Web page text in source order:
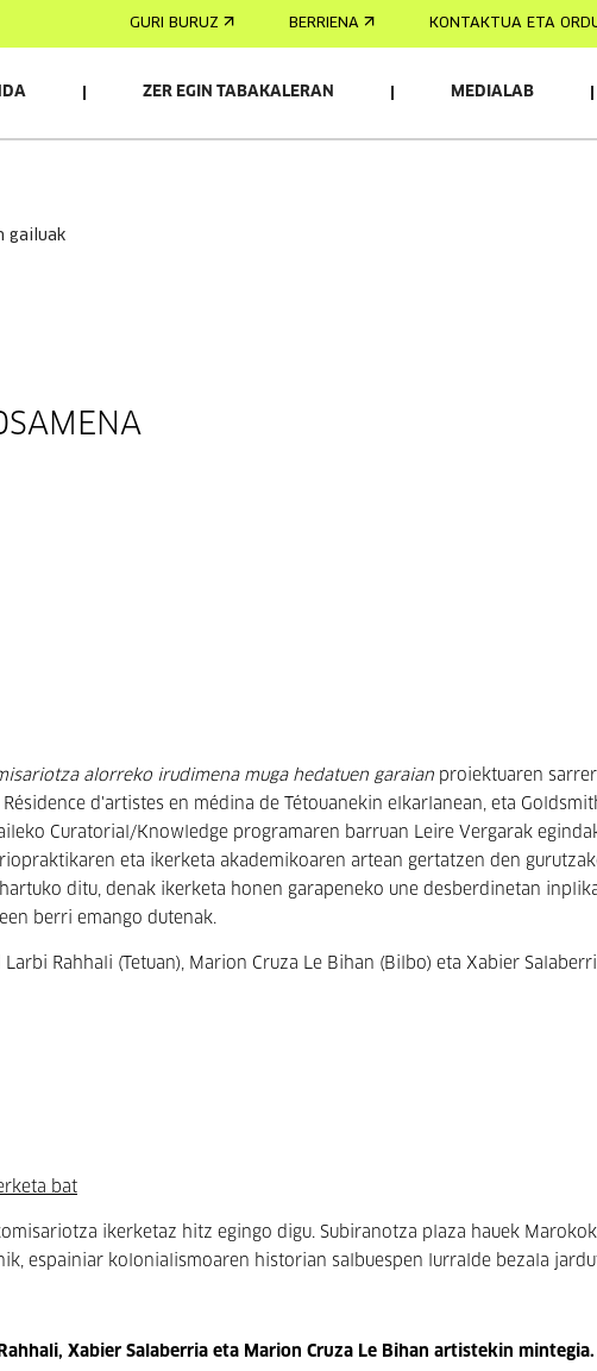
GURI BURUZ BERRIENA KONTAKTUA ETA
ZER EGIN TABAKALERAN MEDIALAB
gailuak
alorreko irudimena muga hedatuen garaian proiektuaren
d'artistes en médina de Tétouan­ekin elkarlanean, eta
Curatorial/Knowledge programaren barruan Leire Vergarak
eta ikerketa akademikoaren artean gertatzen den
ditu, denak ikerketa honen garapeneko une desberdinetan
berri emango dutenak.
Rahhali (Tetuan), Marion Cruza Le Bihan (Bilbo) eta Xabier
bat
ikerketaz hitz egingo digu. Subiranotza plaza hauek
espainiar kolonialismoaren historian salbuespen lurralde bezala
Xabier Salaberria eta Marion Cruza Le Bihan artistekin mintegia.